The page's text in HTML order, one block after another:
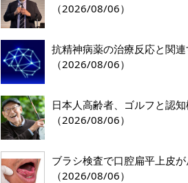
（2026/08/06）
抗精神病薬の治療反応と関
（2026/08/06）
日本人高齢者、ゴルフと認
（2026/08/06）
ブラシ検査で口腔扁平上皮
（2026/08/06）